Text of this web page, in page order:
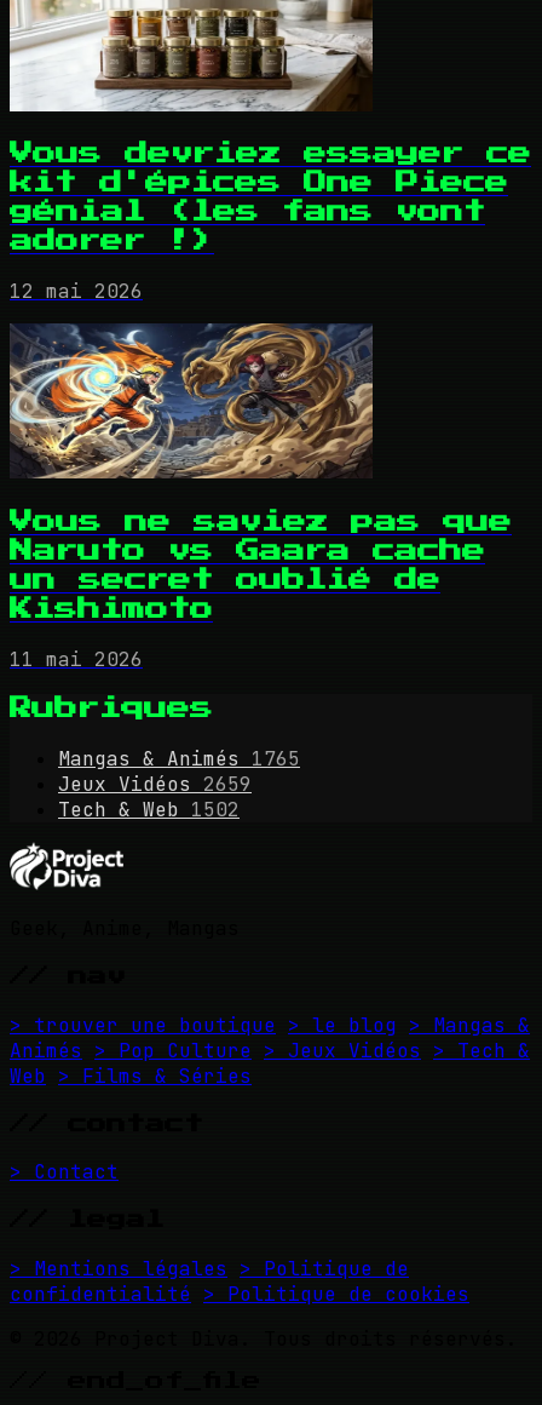
Vous devriez essayer ce
kit d'épices One Piece
génial (les fans vont
adorer !)
12 mai 2026
Vous ne saviez pas que
Naruto vs Gaara cache
un secret oublié de
Kishimoto
11 mai 2026
Rubriques
Mangas & Animés
1765
Jeux Vidéos
2659
Tech & Web 1502
> trouver une boutique > le blog > Mangas &
Animés
> Pop Culture > Jeux Vidéos
> Tech &
Web > Films & Séries
> Contact
> Mentions légales
> Politique de
confidentialité > Politique de cookies